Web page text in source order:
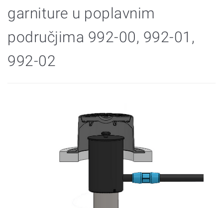
garniture u poplavnim
područjima 992-00, 992-01,
992-02